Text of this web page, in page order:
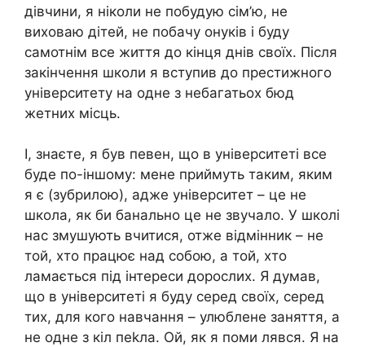
дівчини, я ніколи не побудую сім’ю, не
виховаю дітей, не побачу онуків і буду
самотнім все життя до кінця днів своїх. Після
закінчення школи я вступив до престижного
університету на одне з небагатьох бюд
жетних місць.
І, знаєте, я був певен, що в університеті все
буде по-іншому: мене приймуть таким, яким
я є (зубрилою), адже університет – це не
школа, як би банально це не звучало. У школі
нас змушують вчитися, отже відмінник – не
той, хто працює над собою, а той, хто
ламається під інтереси дорослих. Я думав,
що в університеті я буду серед своїх, серед
тих, для кого навчання – улюблене заняття, а
не одне з кіл пеkла. Ой, як я поми лявся. Я на